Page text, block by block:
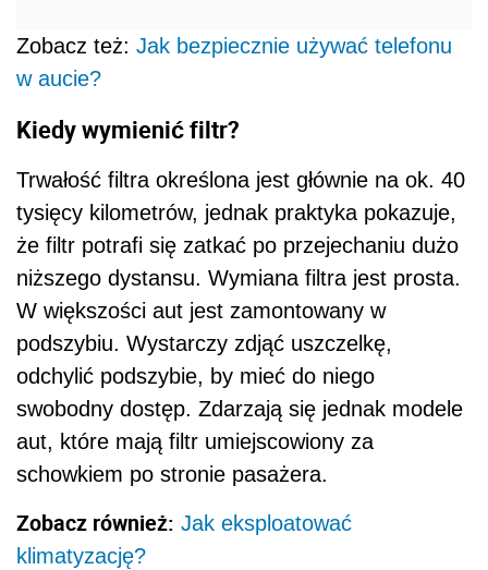
Zobacz też: Jak bezpiecznie używać telefonu
w aucie?
Kiedy wymienić filtr?
Trwałość filtra określona jest głównie na ok. 40
tysięcy kilometrów, jednak praktyka pokazuje,
że filtr potrafi się zatkać po przejechaniu dużo
niższego dystansu. Wymiana filtra jest prosta.
W większości aut jest zamontowany w
podszybiu. Wystarczy zdjąć uszczelkę,
odchylić podszybie, by mieć do niego
swobodny dostęp. Zdarzają się jednak modele
aut, które mają filtr umiejscowiony za
schowkiem po stronie pasażera.
Zobacz również: Jak eksploatować
klimatyzację?